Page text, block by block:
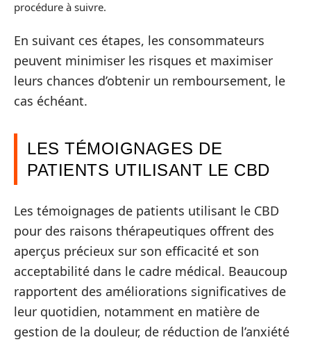
procédure à suivre.
En suivant ces étapes, les consommateurs
peuvent minimiser les risques et maximiser
leurs chances d’obtenir un remboursement, le
cas échéant.
LES TÉMOIGNAGES DE
PATIENTS UTILISANT LE CBD
Les témoignages de patients utilisant le CBD
pour des raisons thérapeutiques offrent des
aperçus précieux sur son efficacité et son
acceptabilité dans le cadre médical. Beaucoup
rapportent des améliorations significatives de
leur quotidien, notamment en matière de
gestion de la douleur, de réduction de l’anxiété